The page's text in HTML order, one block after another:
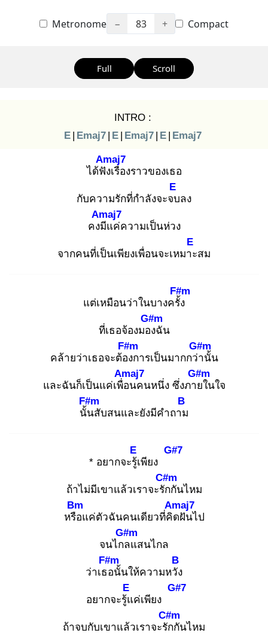
Metronome − 83 + Compact
Full Scroll
INTRO :
E | Emaj7 | E | Emaj7 | E | Emaj7
ได้ฟัง
Amaj7
เรื่องราวของเธอ
กับความรักที่กำลังจะจบ
E
ลง
คงมี
Amaj7
แค่ความเป็นห่วง
จากคนที่เป็นเพียงเพื่อนจะเหมาะ
E
สม
แต่เหมือนว่าในบางครั้ง
F#m
ที่เธอจ้องมอง
G#m
ฉัน
คล้ายว่าเธอจะต้อง
F#m
การเป็นมากกว่า
G#m
นั้น
และฉันก็เป็นแค่เพื่อ
Amaj7
นคนหนึ่ง ซึ่งภาย
G#m
ในใจ
นั้น
F#m
สับสนและยังมีคำถาม
B
* อยากจะรู้เ
E
พียง
G#7
ถ้าไม่มีเขาแล้วเราจะรัก
C#m
กันไหม
หรือ
Bm
แค่ตัวฉันคนเดียวที่คิด
Amaj7
ฝันไป
จนไกล
G#m
แสนไกล
ว่าเธอ
F#m
นั้นให้ความหวัง
B
อยากจะรู้แ
E
ค่เพียง
G#7
ถ้าจบกับเขาแล้วเราจะรัก
C#m
กันไหม